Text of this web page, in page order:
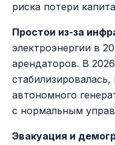
риска потери
Простои из-за
электроэнергии в
арендаторов. В
автономного
с нормальным
Эвакуация и